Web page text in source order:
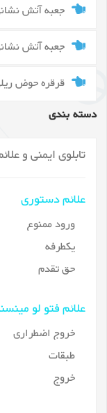
جعبه آتش نشانی دو
جعبه آتش نشانی
قرقره حوض
دسته بندی
تابلوی ایمنی و
علائم دستوری
ورود ممنوع
یکطرفه
حق تقدم
علائم فتو لو
خروج اضطراری
طبقات
خروج